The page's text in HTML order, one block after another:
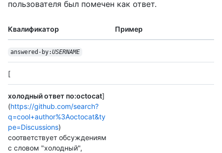
пользователя был помечен как ответ.
Квалификатор Пример
answered-by:USERNAME
[
холодный ответ по:octocat]
(https://github.com/search?
q=cool+author%3Aoctocat&ty
pe=Discussions)
соответствует обсуждениям
с словом "холодный",